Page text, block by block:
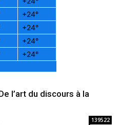
+24°
+24°
+24°
+24°
l’art du discours à la
139522